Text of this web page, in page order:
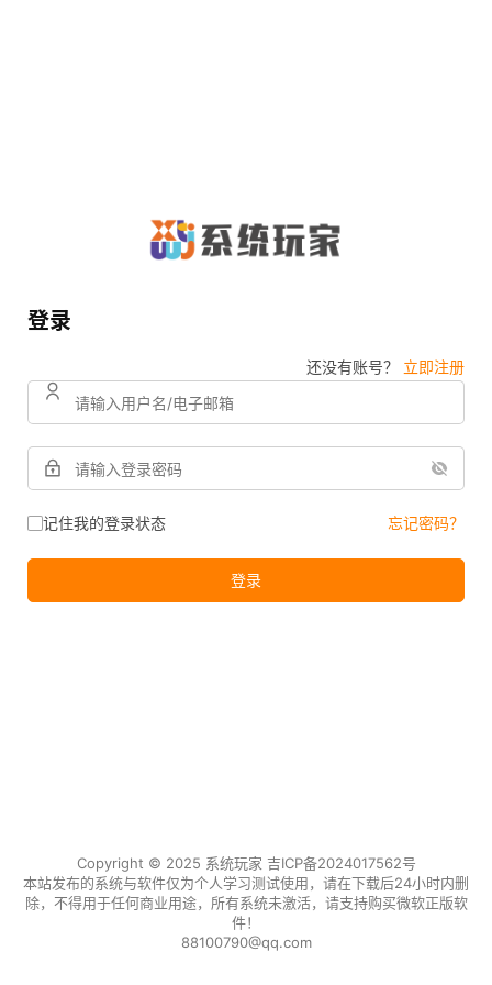
登录
还没有账号？ 立即注册
记住我的登录状态 忘记密码？
登录
Copyright © 2025 系统玩家 吉ICP备2024017562号
本站发布的系统与软件仅为个人学习测试使用，请在下载后24小时内删
除，不得用于任何商业用途，所有系统未激活，请支持购买微软正版软
件！
88100790@qq.com